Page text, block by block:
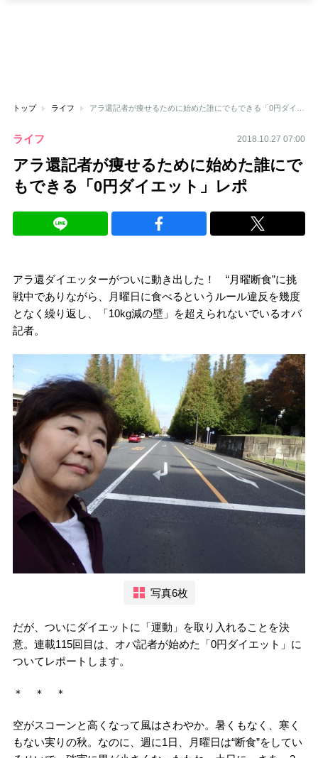
トップ ライフ
ライフ 2018.10.27 07:00
アラ還記者が痩せるために始めた誰にで
もできる「0円ダイエット」レポ
アラ還ダイエッターがついに動き出した！ “月曜断食”に挑
戦中でありながら、月曜日に食べるというルール違反を幾度
となく繰り返し、「10kg減の壁」を超えられないでいるオバ
記者。
写真6枚
だが、ついにダイエットに「運動」を取り入れることを決
意。連載115回目は、オバ記者が始めた「0円ダイエット」に
ついてレポートします。
＊ ＊ ＊
空がスコーンと高くなって風はさわやか。暑くもなく、寒く
もない実りの秋。なのに、週に1日、月曜日は“断食”をしてい